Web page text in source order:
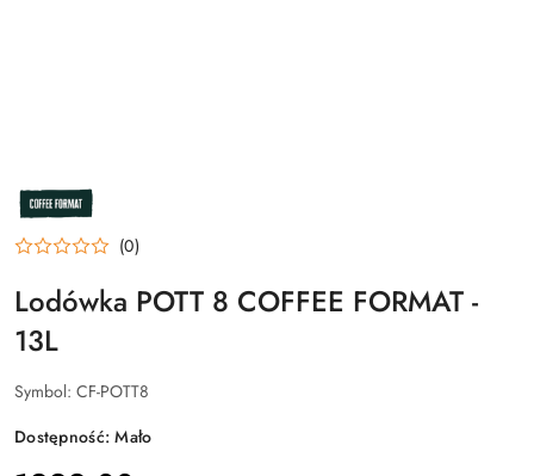
NAZWA
PRODUCENTA:
COFFEE
FORMAT (0)
Lodówka POTT 8 COFFEE FORMAT -
13L
Symbol: CF-POTT8
Dostępność:Mało